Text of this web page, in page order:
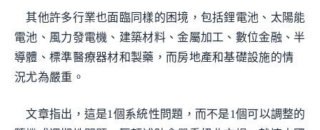
其他許多行業也面臨同樣的困境，包括鋰電池、太陽能
電池、風力發電機、建築材料、金屬加工、數位金融、半
導體、標準醫療器材和製藥，而房地產和基礎設施的情
況尤為嚴重。
文章指出，這是1個系統性問題，而不是1個可以調整的